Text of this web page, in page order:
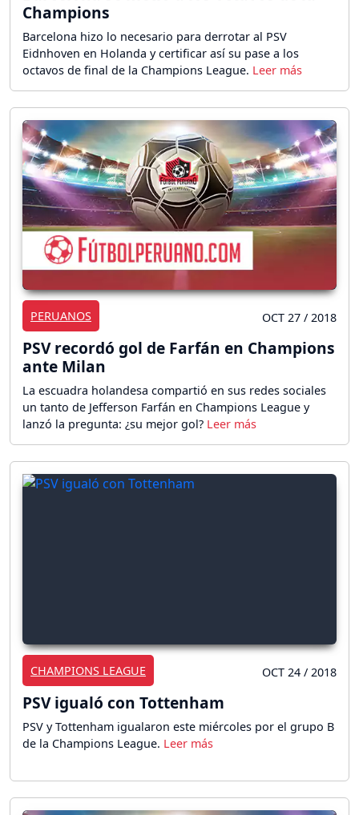
Champions
Barcelona hizo lo necesario para derrotar al PSV
Eidnhoven en Holanda y certificar así su pase a los
octavos de final de la Champions League.
PERUANOS OCT 27 / 2018
PSV recordó gol de Farfán en Champions
ante Milan
La escuadra holandesa compartió en sus redes sociales
un tanto de Jefferson Farfán en Champions League y
lanzó la pregunta: ¿su mejor gol?
CHAMPIONS LEAGUE OCT 24 / 2018
PSV igualó con Tottenham
PSV y Tottenham igualaron este miércoles por el grupo B
de la Champions League.